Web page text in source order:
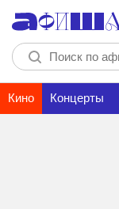
Кино Концерты